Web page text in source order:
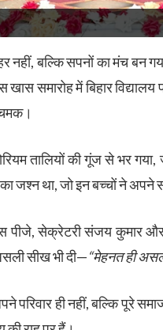
नहीं, बल्कि सपनों का मंच
समारोह में बिहार विद्यालय
तालियों की गूंज से भर गया,
जश्न था, जो इन बच्चों ने अपने
सेक्रेटरी संजय कुमार और
सीख भी दी—“मेहनत ही
परिवार ही नहीं, बल्कि पूरे